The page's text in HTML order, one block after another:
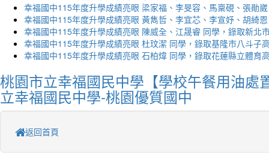
幸福國中115年度升學成績亮眼 梁家福、李旻容、馬稟硯、張勛
幸福國中115年度升學成績亮眼 黃雋哲、李宜芯、李宣妤、胡綺
幸福國中115年度升學成績亮眼 陳威全、江晟睿 同學，錄取新北
幸福國中115年度升學成績亮眼 杜玟潔 同學，錄取基隆市八斗子
幸福國中115年度升學成績亮眼 石柏煒 同學，錄取花蓮縣立體育
桃園市立幸福國民中學【學校午餐用油處
立幸福國民中學-桃園優質國中
返回首頁